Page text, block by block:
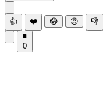
👍 ❤️ 😂 😍 👎
0